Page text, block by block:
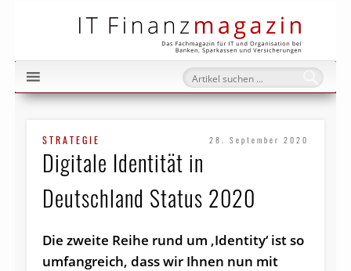
STRATEGIE 28. September 2020
Digitale Identität in
Deutschland Status 2020
Die zweite Reihe rund um ‚Identity‘ ist so
umfangreich, dass wir Ihnen nun mit